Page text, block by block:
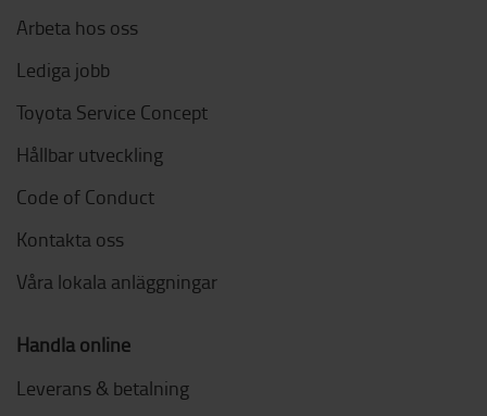
Arbeta hos oss
Lediga jobb
Toyota Service Concept
Hållbar utveckling
Code of Conduct
Kontakta oss
Våra lokala anläggningar
Handla online
Leverans & betalning